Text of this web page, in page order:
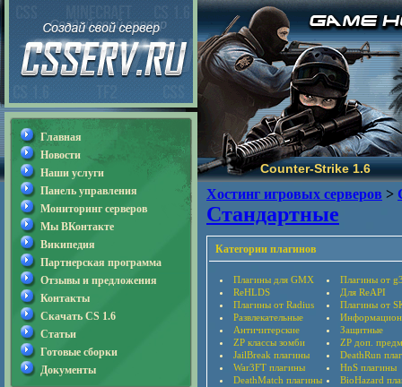
Counter-Strike 1.6
Хостинг игровых серверов >
Стандартные
Категории плагинов
Плагины для GMX
Плагины от
ReHLDS
Для ReAPI
Плагины от Radius
Плагины от
Развлекательные
Античитерские
Защитные
ZP классы зомби
ZP доп.
JailBreak плагины
DeathRun
War3FT плагины
HnS плагины
DeathMatch плагины
BioHazard
Главная
Новости
Наши услуги
Панель управления
Мониторинг серверов
Мы ВКонтакте
Википедия
Партнерская программа
Отзывы и предложения
Контакты
Скачать CS 1.6
Статьи
Готовые сборки
Документы